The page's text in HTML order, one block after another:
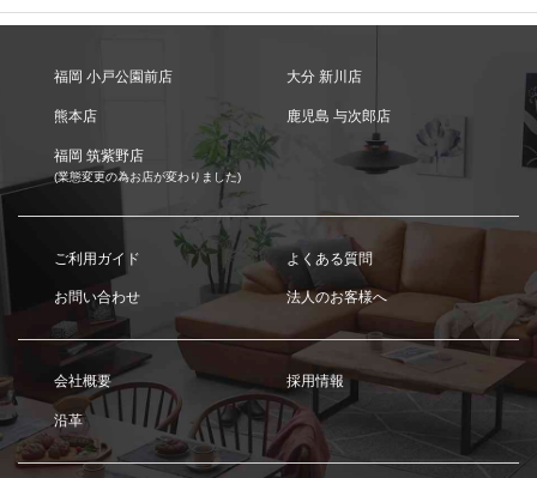
福岡 小戸公園前店 大分 新川店
熊本店 鹿児島 与次郎店
福岡 筑紫野店
(業態変更の為お店が変わりました)
ご利用ガイド よくある質問
お問い合わせ 法人のお客様へ
会社概要 採用情報
沿革